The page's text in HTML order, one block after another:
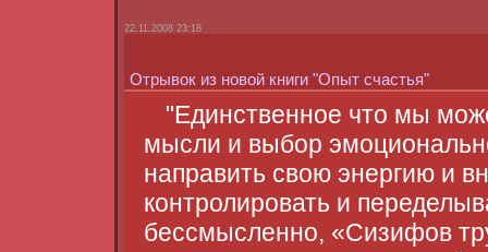
22.11.2008 23:18
Отрывок из новой книги "Опыт счастья"
"Единственное что мы
мысли и выбор
направить свою энергию и
контролировать и
бессмысленно, «Сизифов